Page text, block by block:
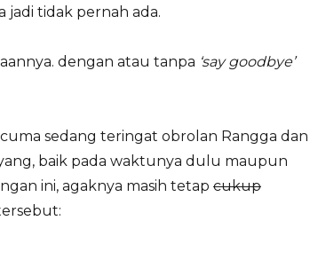
jadi tidak pernah ada.
dengan atau tanpa ‘say goodbye’
sedang teringat obrolan Rangga dan
baik pada waktunya dulu maupun
ini, agaknya masih tetap cukup